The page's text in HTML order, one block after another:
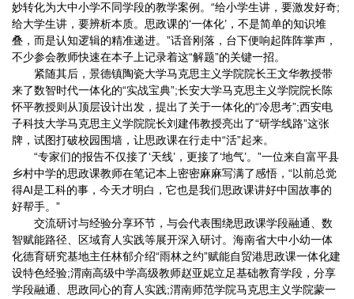
妙转化为大中小学不同学段的教学案例。“给小学生讲，要激发好奇;
给大学生讲，要辨析本质。思政课的‘一体化’，不是简单的知识堆
叠，而是认知逻辑的精准递进。”话音刚落，台下便响起阵阵掌声，
不少参会教师快速在本子上记录着这“解题”的关键一招。
紧随其后，景德镇陶瓷大学马克思主义学院院长王文华教授带
来了数智时代一体化的“实战宝典”;长安大学马克思主义学院院长陈
怀平教授则从顶层设计出发，提出了关于一体化的“冷思考”;西安电
子科技大学马克思主义学院院长刘建伟教授亮出了“研学线路”这张
牌，试图打破校园围墙，让思政课在行走中“活”起来。
“专家们的报告不仅接了‘天线’，更接了‘地气’。”一位来自富平县
乡村中学的思政课教师在笔记本上密密麻麻写满了感悟，“以前总觉
得AI是工科的事，今天才明白，它也是我们思政课讲好中国故事的
好帮手。”
交流研讨与经验分享环节，与会代表围绕思政课学段融通、数
智赋能路径、区域育人实践等展开深入研讨。海南省大中小幼一体
化德育研究基地主任林郁介绍“雨林之约”赋能自贸港思政课一体化建
设特色经验;渭南高级中学高级教师赵亚妮立足基础教育学段，分享
学段融通、思政同心的育人实践;渭南师范学院马克思主义学院蒙一